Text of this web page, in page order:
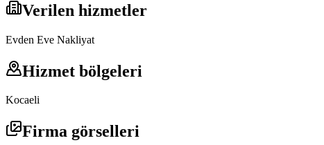
Verilen hizmetler
Evden Eve Nakliyat
Hizmet bölgeleri
Kocaeli
Firma görselleri